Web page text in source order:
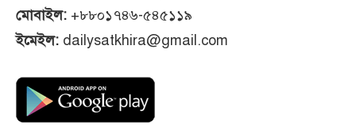
মোবাইল: +৮৮০১৭৪৬-৫৪৫১১৯
ইমেইল: dailysatkhira@gmail.com